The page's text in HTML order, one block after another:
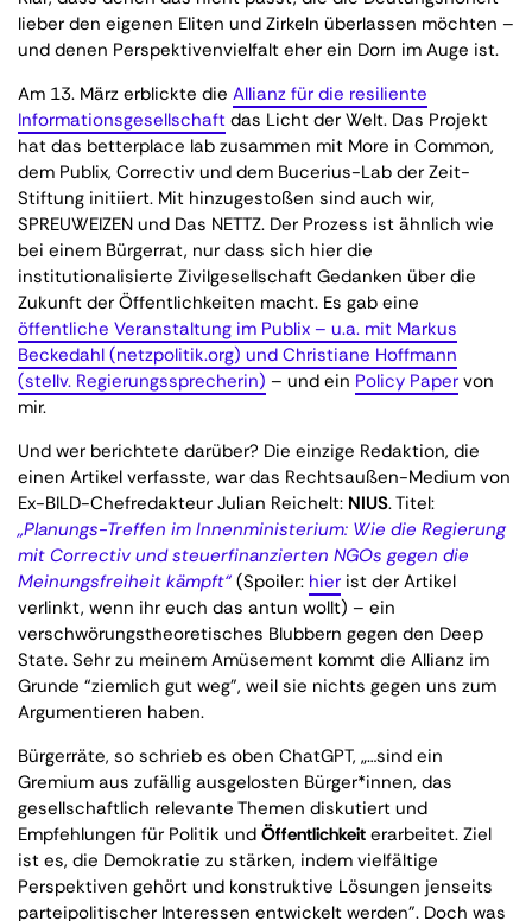
lieber den eigenen Eliten und Zirkeln überlassen möchten –
und denen Perspektivenvielfalt eher ein Dorn im Auge ist.
Am 13. März erblickte die Allianz für die resiliente
Informationsgesellschaft das Licht der Welt. Das Projekt
hat das betterplace lab zusammen mit More in Common,
dem Publix, Correctiv und dem Bucerius-Lab der Zeit-
Stiftung initiiert. Mit hinzugestoßen sind auch wir,
SPREUWEIZEN und Das NETTZ. Der Prozess ist ähnlich wie
bei einem Bürgerrat, nur dass sich hier die
institutionalisierte Zivilgesellschaft Gedanken über die
Zukunft der Öffentlichkeiten macht. Es gab eine
öffentliche Veranstaltung im Publix – u.a. mit Markus
Beckedahl (netzpolitik.org) und Christiane Hoffmann
(stellv. Regierungssprecherin) – und ein Policy Paper von
mir.
Und wer berichtete darüber? Die einzige Redaktion, die
einen Artikel verfasste, war das Rechtsaußen-Medium von
Ex-BILD-Chefredakteur Julian Reichelt: NIUS. Titel:
„Planungs-Treffen im Innenministerium: Wie die Regierung
mit Correctiv und steuerfinanzierten NGOs gegen die
Meinungsfreiheit kämpft“ (Spoiler: hier ist der Artikel
verlinkt, wenn ihr euch das antun wollt) – ein
verschwörungstheoretisches Blubbern gegen den Deep
State. Sehr zu meinem Amüsement kommt die Allianz im
Grunde “ziemlich gut weg”, weil sie nichts gegen uns zum
Argumentieren haben.
Bürgerräte, so schrieb es oben ChatGPT, „…sind ein
Gremium aus zufällig ausgelosten Bürger*innen, das
gesellschaftlich relevante Themen diskutiert und
Empfehlungen für Politik und Öffentlichkeit erarbeitet. Ziel
ist es, die Demokratie zu stärken, indem vielfältige
Perspektiven gehört und konstruktive Lösungen jenseits
parteipolitischer Interessen entwickelt werden”. Doch was